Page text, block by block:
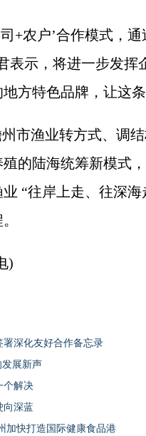
农户’合作模式，通
表示，将进一步发
方特色品牌，让这
渔业转方式、调结
的陆海统筹新模式
“往岸上走、往深
)
深化友好合作备忘录
发展新声
个解决
向深蓝
加快打造国际健康食品港